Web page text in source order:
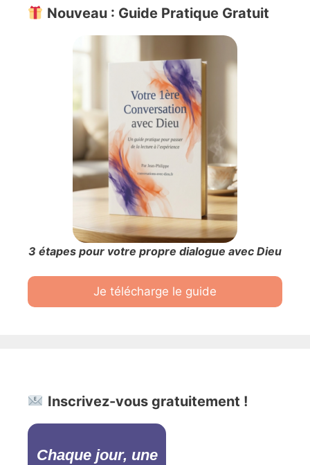
Nouveau : Guide Pratique Gratuit
3 étapes pour votre propre dialogue avec Dieu
Je télécharge le guide
Inscrivez-vous gratuitement !
Chaque jour, une